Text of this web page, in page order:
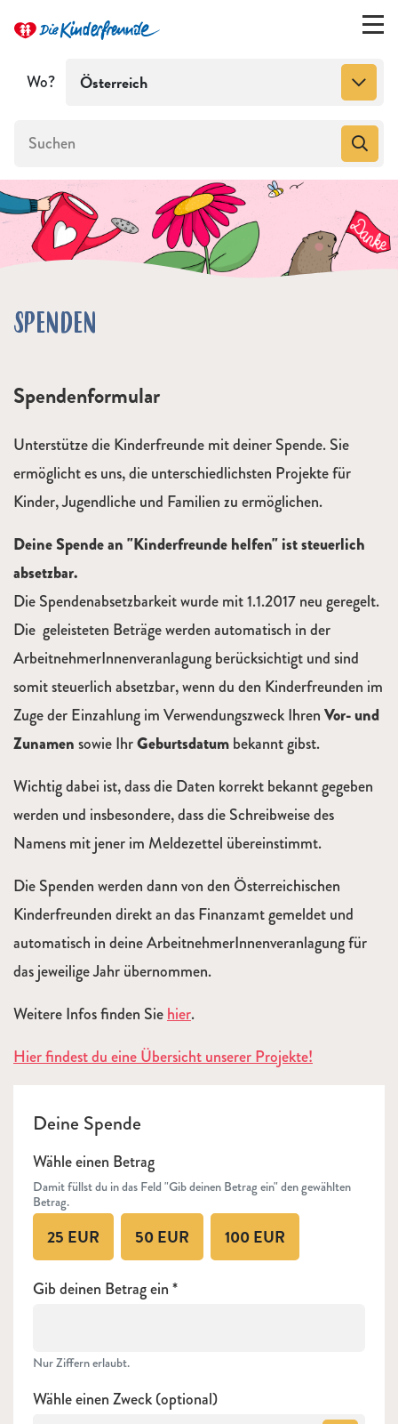
Wo? Österreich
SPENDEN
Spendenformular
Unterstütze die Kinderfreunde mit deiner Spende. Sie
ermöglicht es uns, die unterschiedlichsten Projekte für
Kinder, Jugendliche und Familien zu ermöglichen.
Deine Spende an "Kinderfreunde helfen" ist steuerlich
absetzbar.
Die Spendenabsetzbarkeit wurde mit 1.1.2017 neu geregelt.
Die geleisteten Beträge werden automatisch in der
ArbeitnehmerInnenveranlagung berücksichtigt und sind
somit steuerlich absetzbar, wenn du den Kinderfreunden im
Zuge der Einzahlung im Verwendungszweck IhrenVor- und
Zunamensowie IhrGeburtsdatumbekannt gibst.
Wichtig dabei ist, dass die Daten korrekt bekannt gegeben
werden und insbesondere, dass die Schreibweise des
Namens mit jener im Meldezettel übereinstimmt.
Die Spenden werden dann von den Österreichischen
Kinderfreunden direkt an das Finanzamt gemeldet und
automatisch in deine ArbeitnehmerInnenveranlagung für
das jeweilige Jahr übernommen.
Weitere Infos finden Siehier.
Hier findest du eine Übersicht unserer Projekte!
Deine Spende
Wähle einen Betrag
Damit füllst du in das Feld "Gib deinen Betrag ein" den gewählten
Betrag.
25 EUR 50 EUR 100 EUR
Gib deinen Betrag ein
Nur Ziffern erlaubt.
Wähle einen Zweck (optional)